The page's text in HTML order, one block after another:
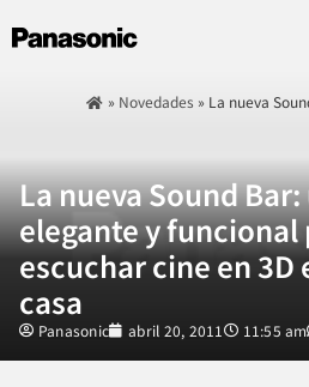
» Novedades » La nueva
La nueva Sound
elegante y funcional
escuchar cine en 3D
casa
Panasonic abril 20, 2011 11:55 am